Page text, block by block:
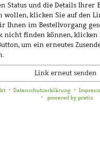
Status und die Details Ihrer
wollen, klicken Sie auf den
Ihnen im Bestellvorgang
nicht finden können, klicken
um ein erneutes
Link erneut senden
Datenschutzerklärung
powered by pretix